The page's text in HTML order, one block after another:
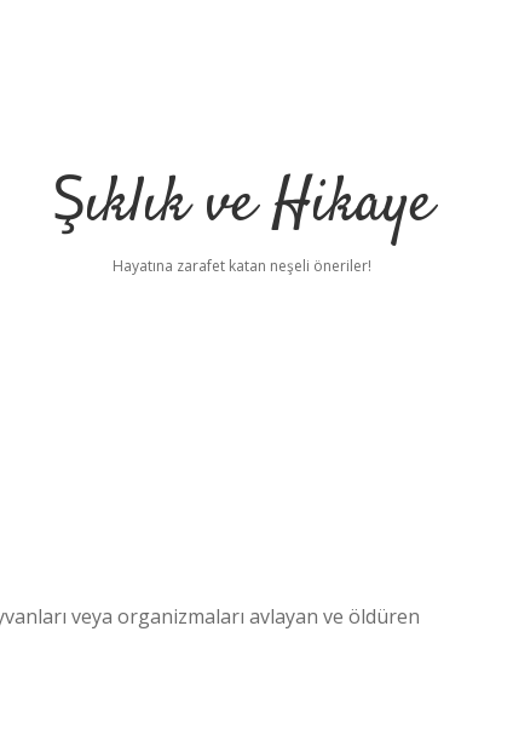
Şıklık ve Hikaye
Hayatına zarafet katan neşeli öneriler!
veya organizmaları avlayan ve öldüren